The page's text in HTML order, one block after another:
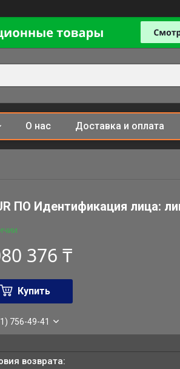
О нас Доставка и оплата
ПО Идентификация лица:
376 ₸
Купить
756-49-41